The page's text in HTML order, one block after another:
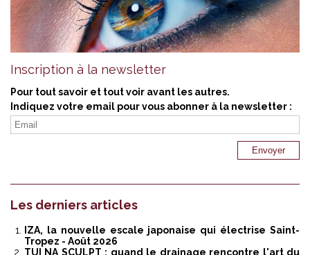
Inscription à la newsletter
Pour tout savoir et tout voir avant les autres.
Indiquez votre email pour vous abonner à la newsletter :
Les derniers articles
IZA, la nouvelle escale japonaise qui électrise Saint-
Tropez - Août 2026
TUI NA SCULPT : quand le drainage rencontre l'art du